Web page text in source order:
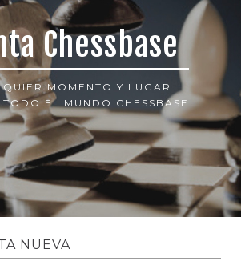
Chessbase
MOMENTO Y LUGAR:
EL MUNDO CHESSBASE
NUEVA